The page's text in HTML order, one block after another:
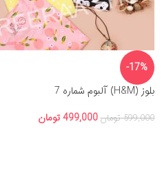
-17%
بلوز (H&M) آلبوم شماره 7
599,000 تومان 499,000 تومان